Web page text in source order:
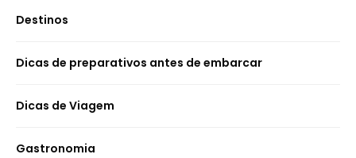
Destinos
Dicas de preparativos antes de embarcar
Dicas de Viagem
Gastronomia